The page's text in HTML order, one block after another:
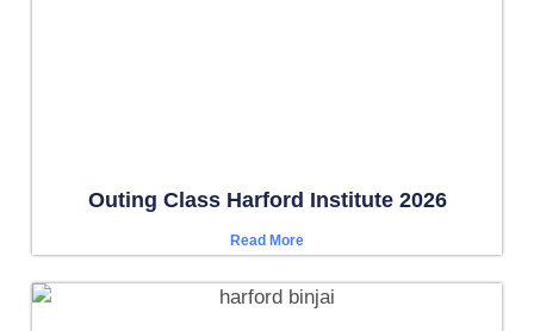
Outing Class Harford Institute 2026
Read More